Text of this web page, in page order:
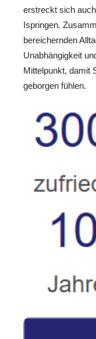
erstreckt sich
Ispringen.
bereichernden
Unabhängigkeit
Mittelpunkt, damit
geborgen fühlen.